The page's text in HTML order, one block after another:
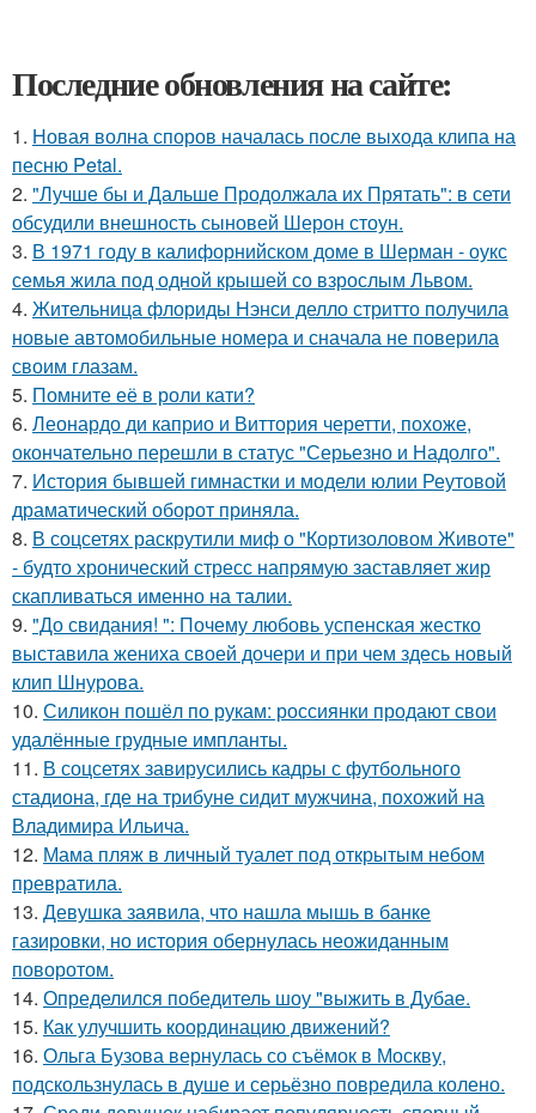
Последние обновления на сайте:
1. Новая волна споров началась после выхода клипа на
песню Petal.
2. "Лучше бы и Дальше Продолжала их Прятать": в сети
обсудили внешность сыновей Шерон стоун.
3. В 1971 году в калифорнийском доме в Шерман - оукс
семья жила под одной крышей со взрослым Львом.
4. Жительница флориды Нэнси делло стритто получила
новые автомобильные номера и сначала не поверила
своим глазам.
5. Помните её в роли кати?
6. Леонардо ди каприо и Виттория черетти, похоже,
окончательно перешли в статус "Серьезно и Надолго".
7. История бывшей гимнастки и модели юлии Реутовой
драматический оборот приняла.
8. В соцсетях раскрутили миф о "Кортизоловом Животе"
- будто хронический стресс напрямую заставляет жир
скапливаться именно на талии.
9. "До свидания! ": Почему любовь успенская жестко
выставила жениха своей дочери и при чем здесь новый
клип Шнурова.
10. Силикон пошёл по рукам: россиянки продают свои
удалённые грудные импланты.
11. В соцсетях завирусились кадры с футбольного
стадиона, где на трибуне сидит мужчина, похожий на
Владимира Ильича.
12. Мама пляж в личный туалет под открытым небом
превратила.
13. Девушка заявила, что нашла мышь в банке
газировки, но история обернулась неожиданным
поворотом.
14. Определился победитель шоу "выжить в Дубае.
15. Как улучшить координацию движений?
16. Ольга Бузова вернулась со съёмок в Москву,
подскользнулась в душе и серьёзно повредила колено.